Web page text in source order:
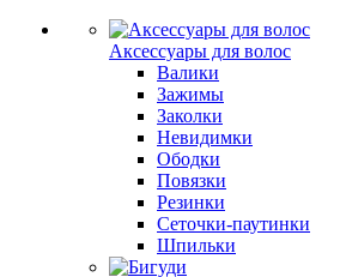
Аксессуары для волос
Валики
Зажимы
Заколки
Невидимки
Ободки
Повязки
Резинки
Сеточки-паутинки
Шпильки